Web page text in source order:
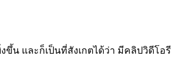
น และก็เป็นที่สังเกตได้ว่า มีคลิปวิดีโอรี